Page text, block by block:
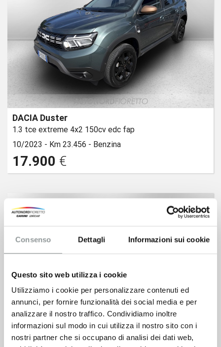
Consenso Dettagli Informazioni sui cookie
Questo sito web utilizza i cookie
Utilizziamo i cookie per personalizzare contenuti ed
annunci, per fornire funzionalità dei social media e per
analizzare il nostro traffico. Condividiamo inoltre
informazioni sul modo in cui utilizza il nostro sito con i
nostri partner che si occupano di analisi dei dati web,
DACIA Duster
1.3 tce extreme 4x2 150cv edc fap
10/2023 - Km 23.456 - Benzina
17.900 €